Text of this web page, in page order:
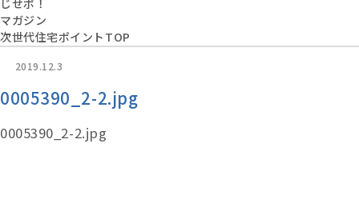
じせポ！
マガジン
次世代住宅ポイントTOP
2019.12.3
0005390_2-2.jpg
0005390_2-2.jpg